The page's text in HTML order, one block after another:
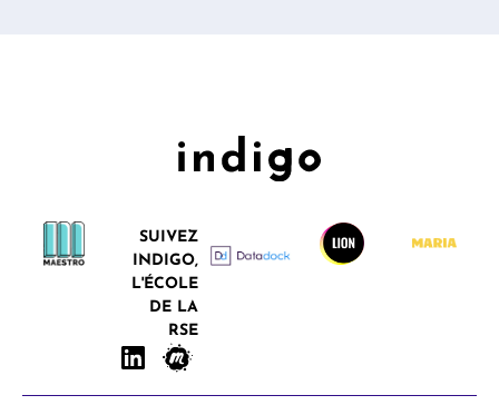
SUIVEZ
INDIGO,
L'ÉCOLE
DE LA
RSE